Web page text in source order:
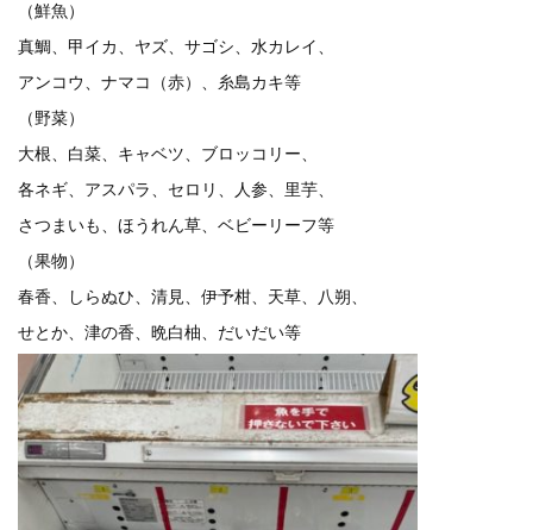
（鮮魚）
真鯛、甲イカ、ヤズ、サゴシ、水カレイ、
アンコウ、ナマコ（赤）、糸島カキ等
（野菜）
大根、白菜、キャベツ、ブロッコリー、
各ネギ、アスパラ、セロリ、人参、里芋、
さつまいも、ほうれん草、ベビーリーフ等
（果物）
春香、しらぬひ、清見、伊予柑、天草、八朔、
せとか、津の香、晩白柚、だいだい等